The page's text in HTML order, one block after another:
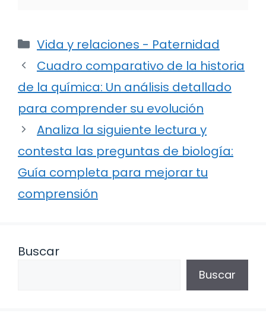
Categorías
Vida y relaciones - Paternidad
Cuadro comparativo de la historia
de la química: Un análisis detallado
para comprender su evolución
Analiza la siguiente lectura y
contesta las preguntas de biología:
Guía completa para mejorar tu
comprensión
Buscar
Buscar